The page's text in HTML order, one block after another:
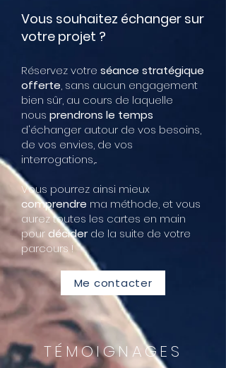
Vous souhaitez échanger sur
votre projet ?
Réservez votre séance stratégique
offerte, sans aucun engagement
bien sûr, au cours de laquelle
nous prendrons le temps
d'échanger autour de vos besoins,
de vos envies, de vos
interrogations,...
Vous pourrez ainsi mieux
comprendre ma méthode, et vous
aurez toutes les cartes en main
pour déciderde la suite de votre
parcours !
Me contacter
TÉMOIGNAGES